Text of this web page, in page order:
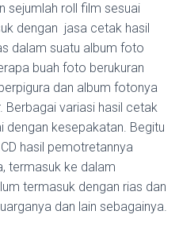
sejumlah roll film sesuai
dengan jasa cetak hasil
dalam suatu album foto
buah foto berukuran
dan album fotonya
Berbagai variasi hasil cetak
dengan kesepakatan. Begitu
hasil pemotretannya
termasuk ke dalam
termasuk dengan rias dan
dan lain sebagainya.